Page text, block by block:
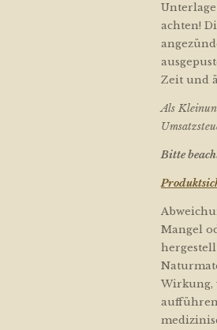
achten!
Zeit und
Als
Bitte
Mangel
Wirkung,